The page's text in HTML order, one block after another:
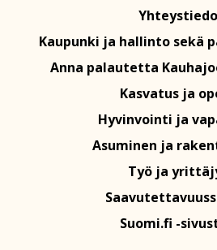
Kaupunki ja hallinto sekä
Anna palautetta
Kasvatus ja
Hyvinvointi ja
Asuminen ja
Työ ja
Suomi.fi -